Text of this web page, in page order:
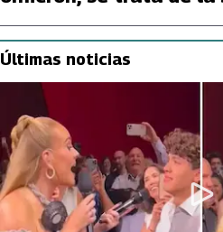
Últimas noticias